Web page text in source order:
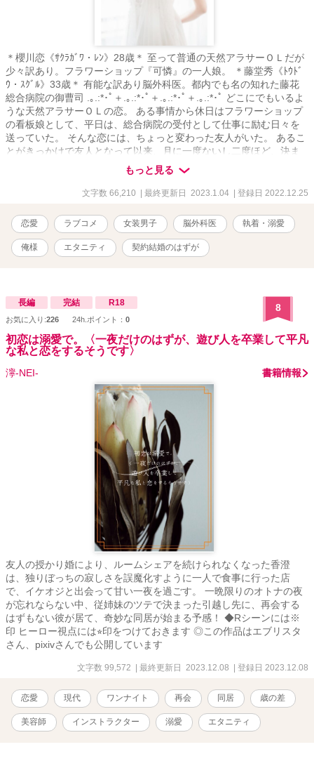
＊櫻川恋《ｻｸﾗｶﾞﾜ・ﾚﾝ》28歳＊ 至って普通の天然アラサーＯＬだが
少々訳あり。フラワーショップ『可憐』の一人娘。 ＊藤堂秀《ﾄｳﾄﾞ
ｳ・ｽｸﾞﾙ》33歳＊ 有能な訳あり脳外科医。都内でも名の知れた藤花
総合病院の御曹司 .｡.:*･ﾟ＋.｡.:*･ﾟ＋.｡.:*･ﾟ＋.｡.:*･ﾟ どこにでもいるよ
うな天然アラサーＯＬの恋。 ある事情から休日はフラワーショップ
の看板娘として、平日は、総合病院の受付として仕事に励む日々を
送っていた。 そんな恋には、ちょっと変わった友人がいた。 あるこ
とがきっかけで友人となって以来、月に一度ないし二度ほど、決ま
って週末の夜にだけ、馴染みのＢＡＲで美味しいカクテルを堪能し
つつ楽しいお喋りに花を咲かせていた。いつしか至福のひととき
に。 それがある日突然覆ってしまう。 有能な訳あり外科医＆至って
うな執着系溺愛ラブロマンスな展開にーー!? .｡.:*･ﾟ＋.｡.:*･ﾟ＋.｡.:*･ﾟ
＋.｡.:*･ﾟ ※嘘ふらに登場する藤堂渉の息子がヒーローですが単独で
お読み頂けます。 ※ヒーロー視点あり ※通常よりソフトになる予定
ですが、TLです。設定上強引な展開もあるので閲覧にはご注意くだ
す。 ※他サイトで完結済の中編です。 ✧連載期間22.12.25〜
23.1.4✧
もっと見る
文字数 66,210 | 最終更新日 2023.1.04 | 登録日 2022.12.25
恋愛 ラブコメ 女装男子 脳外科医 執着・溺愛
俺様 エタニティ 契約結婚のはずが
長編 完結 R18
お気に入り:226 24h.ポイント： 0
8
初恋は溺愛で。〈一夜だけのはずが、遊び人を卒業して平凡
な私と恋をするそうです〉
濘-NEI- 書籍情報
友人の授かり婚により、ルームシェアを続けられなくなった香澄
は、独りぼっちの寂しさを誤魔化すように一人で食事に行った店
で、イケオジと出会って甘い一夜を過ごす。 一晩限りのオトナの夜
が忘れならない中、従姉妹のツテで決まった引越し先に、再会する
はずもない彼が居て、奇妙な同居が始まる予感！ ◆Rシーンには※
印 ヒーロー視点には⭐︎印をつけておきます ◎この作品はエブリスタ
さん、pixivさんでも公開しています
文字数 99,572 | 最終更新日 2023.12.08 | 登録日 2023.12.08
恋愛 現代 ワンナイト 再会 同居 歳の差
美容師 インストラクター 溺愛 エタニティ